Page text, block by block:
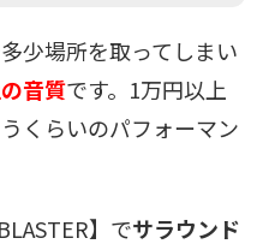
少場所を取ってしまい
音質です。1万円以上
くらいのパフォーマン
】でサラウンド